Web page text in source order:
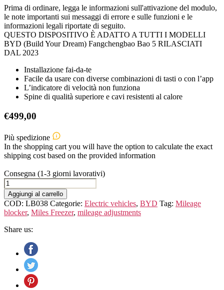
Prima di ordinare, legga le informazioni sull'attivazione del modulo,
le note importanti sui messaggi di errore e sulle funzioni e le
informazioni legali riportate di seguito.
QUESTO DISPOSITIVO È ADATTO A TUTTI I MODELLI
BYD (Build Your Dream) Fangchengbao Bao 5 RILASCIATI
DAL 2023
Installazione fai-da-te
Facile da usare con diverse combinazioni di tasti o con l’app
L’indicatore di velocità non funziona
Spine di qualità superiore e cavi resistenti al calore
€499,00
Più spedizione
In the shopping cart you will have the option to calculate the exact
shipping cost based on the provided information
Consegna (1-3 giorni lavorativi)
BYD
(Build
Your
Dream)
Fangchengbao
Bao
quantità
Aggiungi al carrello
COD: LB038 Categorie: Electric vehicles, BYD Tag: Mileage
blocker, Miles Freezer, mileage adjustments
Share us: